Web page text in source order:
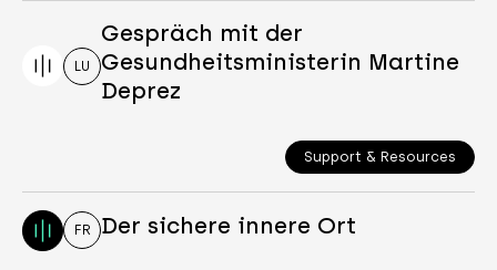
LU
Gespräch mit der
Gesundheitsministerin Martine
Deprez
Support & Resources
FR Der sichere innere Ort